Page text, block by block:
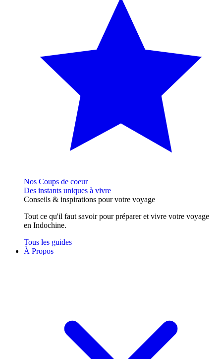
Nos Coups de coeur
Des instants uniques à vivre
Conseils & inspirations pour votre voyage
Tout ce qu'il faut savoir pour préparer et vivre votre voyage
en Indochine.
Tous les guides
À Propos